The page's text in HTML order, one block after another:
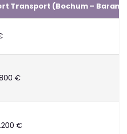
Transport (Bochum –
€
€